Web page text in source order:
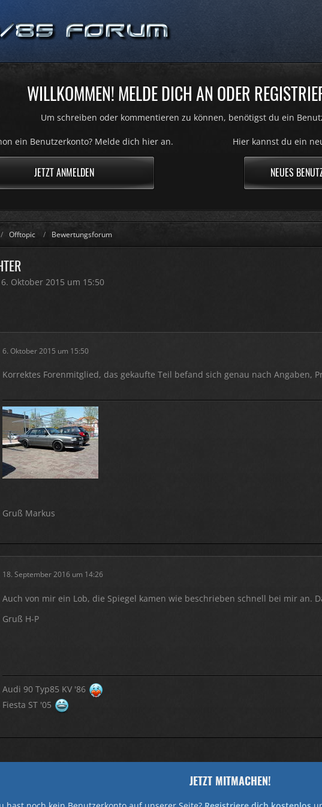
WILLKOMMEN! MELDE DICH AN ODER
Um schreiben oder kommentieren zu können, benötigst du ein
ein Benutzerkonto? Melde dich hier an.
JETZT ANMELDEN
Hier kannst du ein
NEUES
Offtopic Bewertungsforum
6. Oktober 2015 um 15:50
6. Oktober 2015 um 15:50
Korrektes Forenmitglied, das gekaufte Teil befand sich genau nach Angaben,
Gruß Markus
18. September 2016 um 14:26
Auch von mir ein Lob, die Spiegel kamen wie beschrieben schnell bei mir an.
Gruß H-P
Audi 90 Typ85 KV '86
Fiesta ST '05
JETZT MITMACHEN!